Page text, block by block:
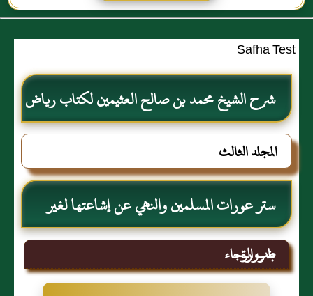
Safha Test
شرح الشيخ محمد بن صالح العثيمين لكتاب رياض
الصالحين للإمام النووي رحمهم الله تعالى
المجلد الثالث
ستر عورات المسلمين والنهي عن إشاعتها لغير
ضرورة
باب الرجاء